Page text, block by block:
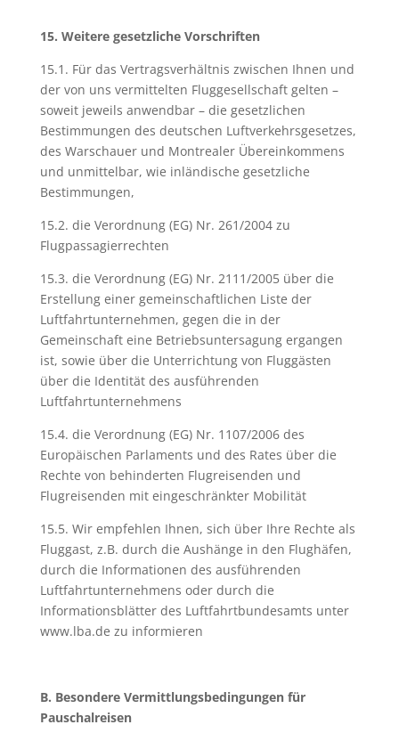
15. Weitere gesetzliche Vorschriften
15.1. Für das Vertragsverhältnis zwischen Ihnen und
der von uns vermittelten Fluggesellschaft gelten –
soweit jeweils anwendbar – die gesetzlichen
Bestimmungen des deutschen Luftverkehrsgesetzes,
des Warschauer und Montrealer Übereinkommens
und unmittelbar, wie inländische gesetzliche
Bestimmungen,
15.2. die Verordnung (EG) Nr. 261/2004 zu
Flugpassagierrechten
15.3. die Verordnung (EG) Nr. 2111/2005 über die
Erstellung einer gemeinschaftlichen Liste der
Luftfahrtunternehmen, gegen die in der
Gemeinschaft eine Betriebsuntersagung ergangen
ist, sowie über die Unterrichtung von Fluggästen
über die Identität des ausführenden
Luftfahrtunternehmens
15.4. die Verordnung (EG) Nr. 1107/2006 des
Europäischen Parlaments und des Rates über die
Rechte von behinderten Flugreisenden und
Flugreisenden mit eingeschränkter Mobilität
15.5. Wir empfehlen Ihnen, sich über Ihre Rechte als
Fluggast, z.B. durch die Aushänge in den Flughäfen,
durch die Informationen des ausführenden
Luftfahrtunternehmens oder durch die
Informationsblätter des Luftfahrtbundesamts unter
www.lba.de zu informieren
B. Besondere Vermittlungsbedingungen für
Pauschalreisen